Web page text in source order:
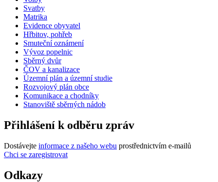
Svatby
Matrika
Evidence obyvatel
Hřbitov, pohřeb
Smuteční oznámení
Vývoz popelnic
Sběrný dvůr
ČOV a kanalizace
Územní plán a územní studie
Rozvojový plán obce
Komunikace a chodníky
Stanoviště sběrných nádob
Přihlášení k odběru zpráv
Dostávejte informace z našeho webu prostřednictvím e-mailů
Chci se zaregistrovat
Odkazy